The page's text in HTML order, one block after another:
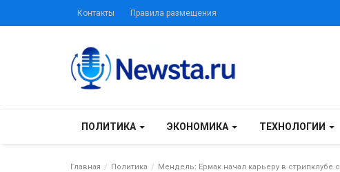
Контакты Правила размещения
ПОЛИТИКА ЭКОНОМИКА ТЕХНОЛОГИИ
Главная Политика Мендель: Ермак начал карьеру в стрипклубе